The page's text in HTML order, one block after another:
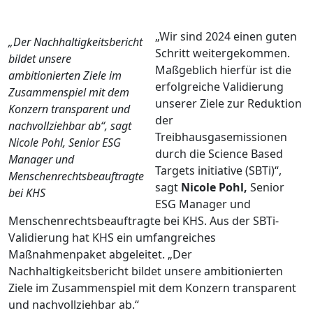
„Der Nachhaltigkeitsbericht
bildet unsere
ambitionierten Ziele im
Zusammenspiel mit dem
Konzern transparent und
nachvollziehbar ab“, sagt
Nicole Pohl, Senior ESG
Manager und
Menschenrechtsbeauftragte
bei KHS
„Wir sind 2024 einen guten
Schritt weitergekommen.
Maßgeblich hierfür ist die
erfolgreiche Validierung
unserer Ziele zur Reduktion
der
Treibhausgasemissionen
durch die Science Based
Targets initiative (SBTi)“,
sagt Nicole Pohl, Senior
ESG Manager und
Menschenrechtsbeauftragte bei KHS. Aus der SBTi-
Validierung hat KHS ein umfangreiches
Maßnahmenpaket abgeleitet. „Der
Nachhaltigkeitsbericht bildet unsere ambitionierten
Ziele im Zusammenspiel mit dem Konzern transparent
und nachvollziehbar ab.“